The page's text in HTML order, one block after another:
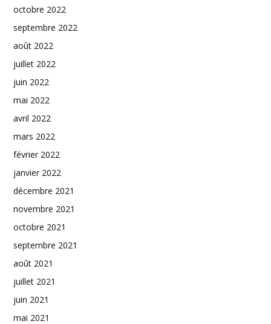
octobre 2022
septembre 2022
août 2022
juillet 2022
juin 2022
mai 2022
avril 2022
mars 2022
février 2022
janvier 2022
décembre 2021
novembre 2021
octobre 2021
septembre 2021
août 2021
juillet 2021
juin 2021
mai 2021